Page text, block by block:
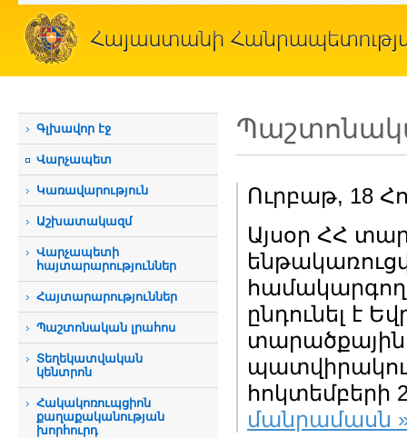
Գլխավոր էջ
Վարչապետ
Կառավարություն
Աշխատակազմ
Վարչապետի
հայտարարություններ
Հայտարարություններ
Պաշտոնական լրահոս
Տեղեկատվական
կենտրոն
Հակակոռուպցիոն
քաղաքականության
խորհուրդ
Ուրբաթ, 18
Այսօր ՀՀ
ընդունել է
տարածքային
հոկտեմբերի
մանրամասն